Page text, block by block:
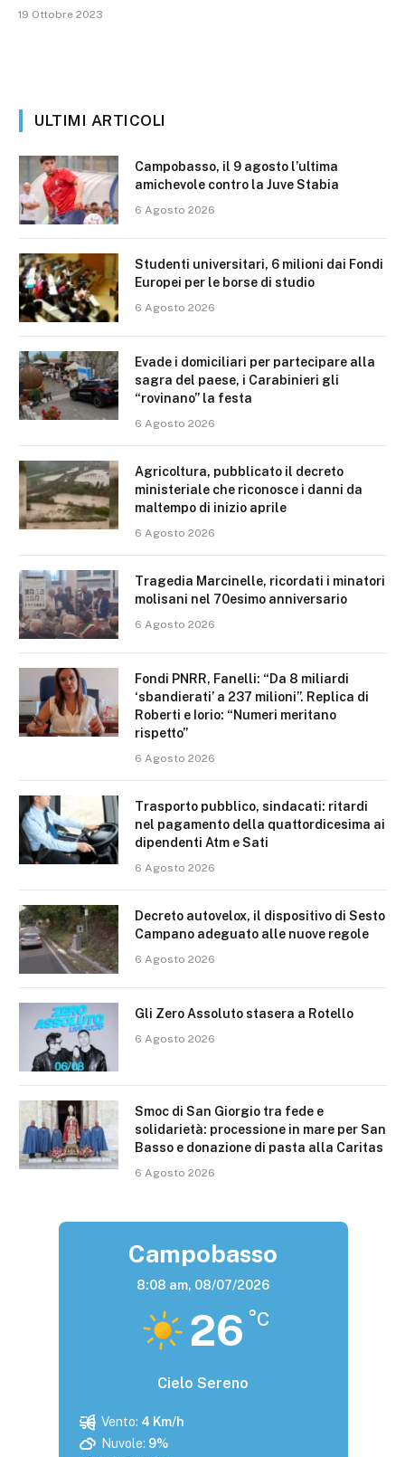
19 Ottobre 2023
ULTIMI ARTICOLI
Campobasso, il 9 agosto l’ultima
amichevole contro la Juve Stabia
6 Agosto 2026
Studenti universitari, 6 milioni dai Fondi
Europei per le borse di studio
6 Agosto 2026
Evade i domiciliari per partecipare alla
sagra del paese, i Carabinieri gli
“rovinano” la festa
6 Agosto 2026
Agricoltura, pubblicato il decreto
ministeriale che riconosce i danni da
maltempo di inizio aprile
6 Agosto 2026
Tragedia Marcinelle, ricordati i minatori
molisani nel 70esimo anniversario
6 Agosto 2026
Fondi PNRR, Fanelli: “Da 8 miliardi
‘sbandierati’ a 237 milioni”. Replica di
Roberti e Iorio: “Numeri meritano
rispetto”
6 Agosto 2026
Trasporto pubblico, sindacati: ritardi
nel pagamento della quattordicesima ai
dipendenti Atm e Sati
6 Agosto 2026
Decreto autovelox, il dispositivo di Sesto
Campano adeguato alle nuove regole
6 Agosto 2026
Gli Zero Assoluto stasera a Rotello
6 Agosto 2026
Smoc di San Giorgio tra fede e
solidarietà: processione in mare per San
Basso e donazione di pasta alla Caritas
6 Agosto 2026
Campobasso
8:08 am, 08/07/2026
26 °C
Cielo Sereno
Vento: 4 Km/h
Nuvole: 9%